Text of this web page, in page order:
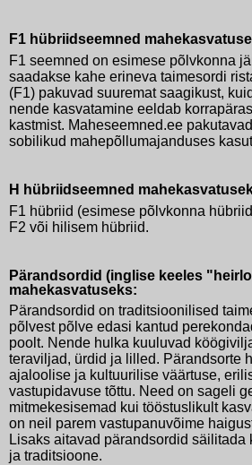
F1 hübriidseemned
F1 seemned on esimese põlvkonna
saadakse kahe erineva taimesordi
(F1) pakuvad suuremat saagikust,
nende kasvatamine eeldab
kastmist. Maheseemned.ee
sobilikud mahepõllumajanduses
H hübriidseemned
F1 hübriid (esimese põlvkonna
F2 või hilisem hübriid.
Pärandsordid (inglise keeles
mahekasvatuseks:
Pärandsordid on traditsioonilised
põlvest põlve edasi kantud
poolt. Nende hulka kuuluvad
teraviljad, ürdid ja lilled. Pärandsorte
ajaloolise ja kultuurilise väärtuse,
vastupidavuse tõttu. Need on sageli
mitmekesisemad kui tööstuslikult
on neil parem vastupanuvõime
Lisaks aitavad pärandsordid
ja traditsioone.